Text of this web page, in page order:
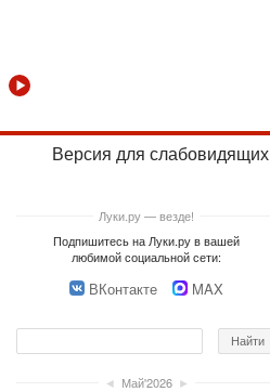
Версия для слабовидящих
Луки.ру — везде!
Подпишитесь на Луки.ру в вашей
любимой социальной сети:
ВКонтакте MAX
◄ Май'2026 ►